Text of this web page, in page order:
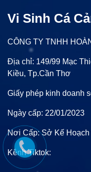
Vi Sinh Cá
CÔNG TY TNHH
Địa chỉ: 149/99 Mạc
Kiều, Tp.Cần Thơ
Giấy phép kinh doanh
Ngày cấp: 22/01/2023
Nơi Cấp: Sở Kế
Kênh Tiktok: